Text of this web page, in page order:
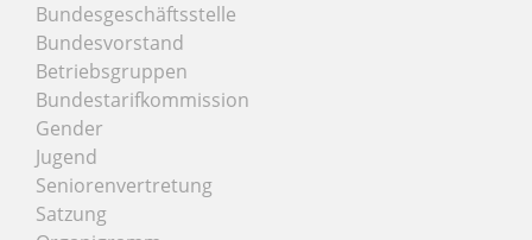
Bundesgeschäftsstelle
Bundesvorstand
Betriebsgruppen
Bundestarifkommission
Gender
Jugend
Seniorenvertretung
Satzung